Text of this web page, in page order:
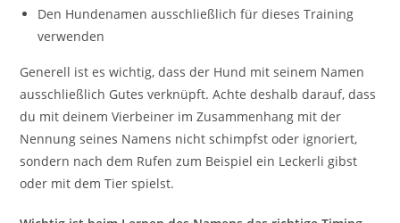
Den Hundenamen ausschließlich für dieses Training
verwenden
Generell ist es wichtig, dass der Hund mit seinem Namen
ausschließlich Gutes verknüpft. Achte deshalb darauf, dass
du mit deinem Vierbeiner im Zusammenhang mit der
Nennung seines Namens nicht schimpfst oder ignoriert,
sondern nach dem Rufen zum Beispiel ein Leckerli gibst
oder mit dem Tier spielst.